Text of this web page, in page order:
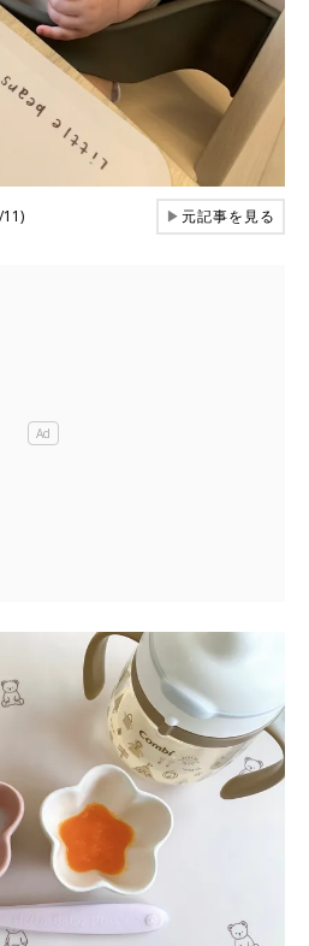
▶元記事を見る